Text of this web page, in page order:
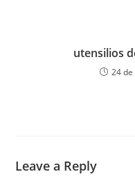
utensilios
24
Leave a Reply